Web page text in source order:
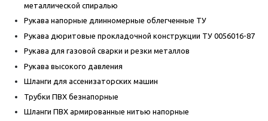
металлической спиралью
Рукава напорные длинномерные облегченные ТУ
Рукава дюритовые прокладочной конструкции ТУ 0056016-87
Рукава для газовой сварки и резки металлов
Рукава высокого давления
Шланги для ассенизаторских машин
Трубки ПВХ безнапорные
Шланги ПВХ армированные нитью напорные